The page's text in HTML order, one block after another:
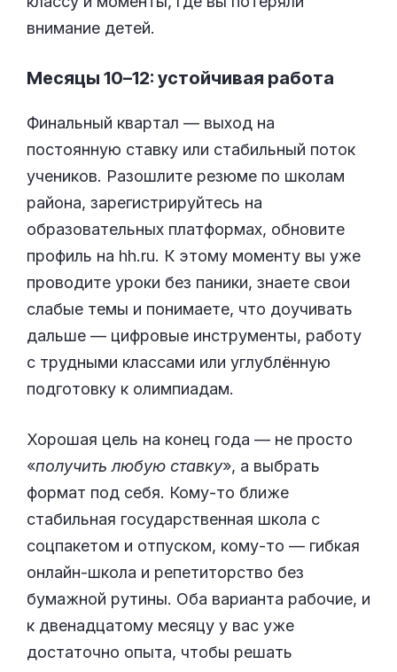
внимание детей.
Месяцы 10–12: устойчивая работа
Финальный квартал — выход на
постоянную ставку или стабильный поток
учеников. Разошлите резюме по школам
района, зарегистрируйтесь на
образовательных платформах, обновите
профиль на hh.ru. К этому моменту вы уже
проводите уроки без паники, знаете свои
слабые темы и понимаете, что доучивать
дальше — цифровые инструменты, работу
с трудными классами или углублённую
подготовку к олимпиадам.
Хорошая цель на конец года — не просто
«получить любую ставку», а выбрать
формат под себя. Кому-то ближе
стабильная государственная школа с
соцпакетом и отпуском, кому-то — гибкая
онлайн-школа и репетиторство без
бумажной рутины. Оба варианта рабочие, и
к двенадцатому месяцу у вас уже
достаточно опыта, чтобы решать